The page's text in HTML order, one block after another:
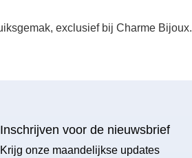
exclusief bij Charme Bijoux.
Inschrijven voor de nieuwsbrief
Krijg onze maandelijkse updates